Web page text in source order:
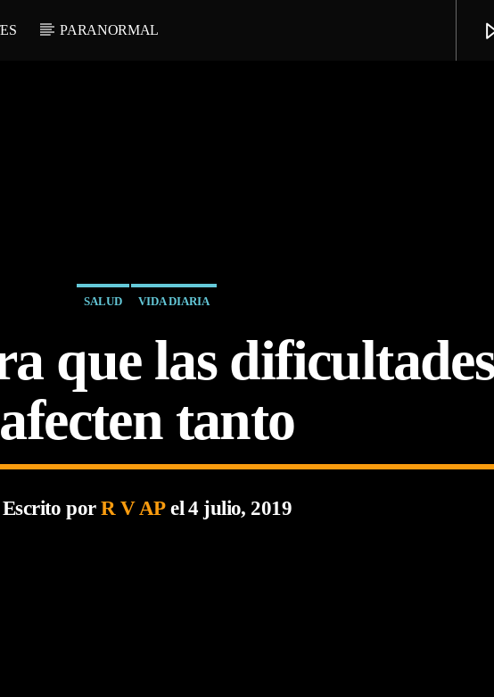
PARANORMAL
SALUD VIDA DIARIA
que las
afecten tanto
Escrito porR V APel 4 julio, 2019